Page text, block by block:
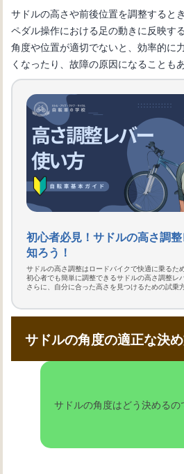
サドルの高さや前後位置を調整すると
ペダル操作における足の動きに反映す
角度や位置が適切でないと、効率的に
くなったり、故障の原因になることもあ
初心者必見！サドルの高さ調
知ろう！
サドルの高さ調整はロードバイクで快適に乗るた
初心者でも簡単に調整できるサドルの高さ調整レ
さらに、自分に合った高さを見つけるための試乗
サドルの角度の適正な決
サドルの角度はどう決めるの